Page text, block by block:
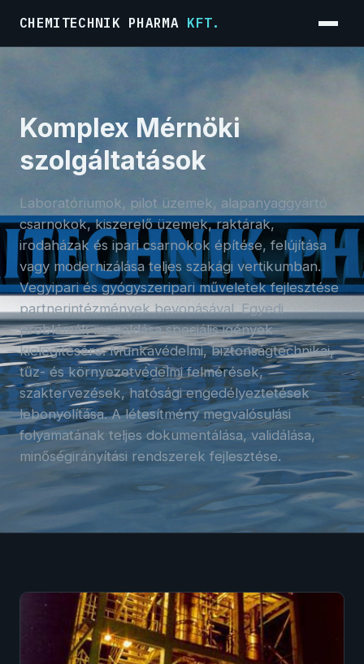
CHEMITECHNIK PHARMA KFT. Menü
Komplex Mérnöki
szolgáltatások
Laboratóriumok, pilot üzemek, alapanyaggyártó
csarnokok, kiszerelő üzemek, raktárak,
irodaházak és ipari csarnokok építése, felújítása
vagy modernizálása teljes szakági vertikumban.
Vegyipari és gyógyszeripari műveletek fejlesztése
partnerintézmények bevonásával. Egyedi
problémák megoldása speciális igények
kielégítésére. Munkavédelmi, biztonságtechnikai,
tűz- és környezetvédelmi felmérések,
szaktervezések, hatósági engedélyeztetések
lebonyolítása. A létesítmény megvalósulási
folyamatának teljes dokumentálása, validálása,
minőségirányítási rendszerek fejlesztése.